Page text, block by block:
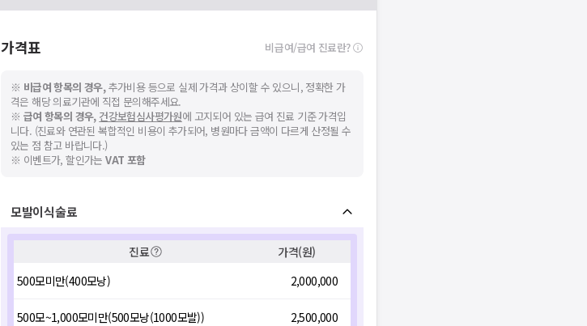
가격표 비급여/급여 진료란?
※ 비급여 항목의 경우,추가비용 등으로 실제 가격과 상이할 수 있으니, 정확한 가
격은 해당 의료기관에 직접 문의해주세요.
※ 급여 항목의 경우, 건강보험심사평가원에 고지되어 있는 급여 진료 기준 가격입
니다. (진료와 연관된 복합적인 비용이 추가되어, 병원마다 금액이 다르게 산정될 수
있는 점 참고 바랍니다.)
※ 이벤트가, 할인가는VAT 포함
모발이식술료
진료
가격(원)
500모미만(400모낭)
2,000,000
500모~1,000모미만(500모낭(1000모발)) 2,500,000